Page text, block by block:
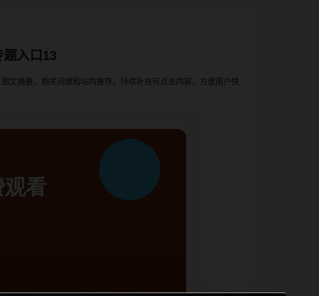
入口13
文摘要、相关问题和站内推荐，持续补充可点击内容，方便用户快